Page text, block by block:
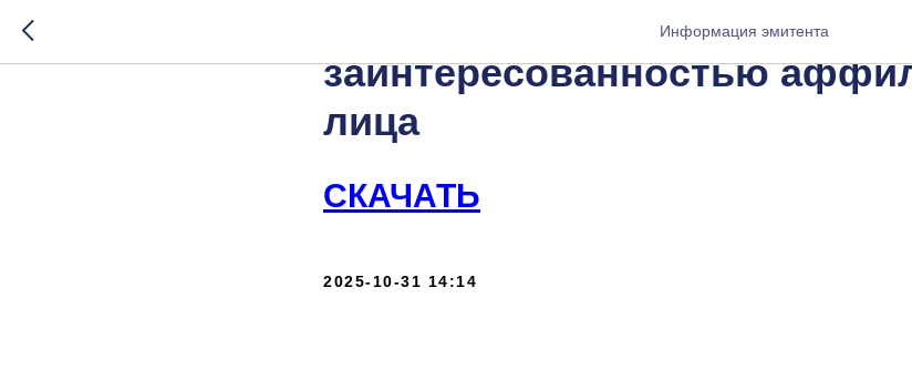
Информация эмитента
Информация о совершении
заинтересованностью
лица
СКАЧАТЬ
2025-10-31 14:14